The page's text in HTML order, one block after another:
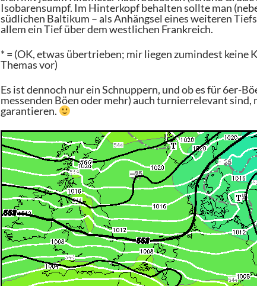
Isobarensumpf. Im Hinterkopf behalten sollte man
südlichen Baltikum – als Anhängsel eines weiteren
allem ein Tief über dem westlichen Frankreich.
* = (OK, etwas übertrieben; mir liegen zumindest keine
Themas vor)
Es ist dennoch nur ein Schnuppern, und ob es für 6er-
messenden Böen oder mehr) auch turnierrelevant
garantieren.